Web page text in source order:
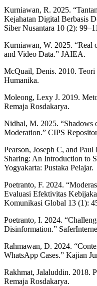
Kurniawan, R. 2025.
Kejahatan Digital Berbasis
Siber Nusantara 10 (2):
Kurniawan, W. 2025. “Real
and Video Data.” JAIEA.
McQuail, Denis. 2010. Teori
Humanika.
Moleong, Lexy J. 2019.
Remaja Rosdakarya.
Nidhal, M. 2025. “Shadows
Moderation.” CIPS
Pearson, Joseph C, and
Sharing: An Introduction to
Yogyakarta: Pustaka Pelajar.
Poetranto, F. 2024.
Evaluasi Efektivitas
Komunikasi Global 13 (1):
Poetranto, I. 2024.
Disinformation.”
Rahmawan, D. 2024.
WhatsApp Cases.” Kajian
Rakhmat, Jalaluddin. 2018.
Remaja Rosdakarya.